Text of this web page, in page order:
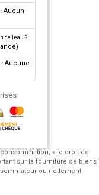
Aucun
de l'eau ? :
: Aucune
consommation, « le droit de
sur la fourniture de biens
ou nettement